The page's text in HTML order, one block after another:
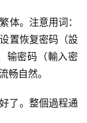
体。注意用词：
置恢复密码（設
输密码（輸入密
畅自然。
了。整個過程通